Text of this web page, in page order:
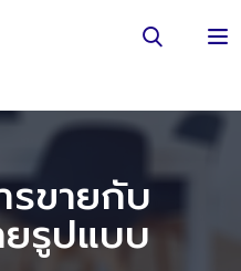
ขายกับ
รูปแบบ